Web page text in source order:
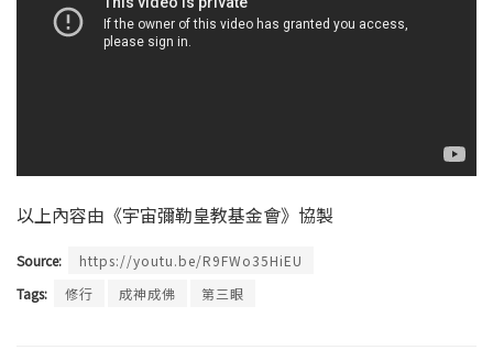
以上內容由《宇宙彌勒皇教基金會》協製
Source:
https://youtu.be/R9FWo35HiEU
Tags:
修行 成神成佛 第三眼